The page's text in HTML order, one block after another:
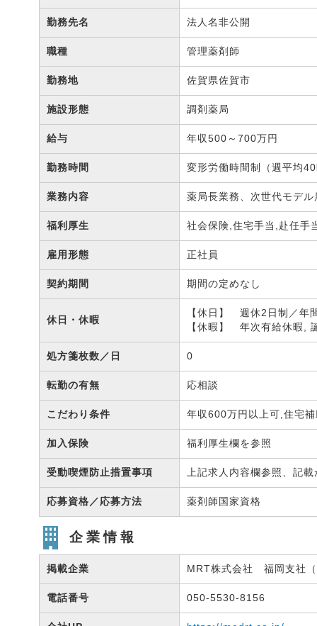
勤務先名 法人名非公開
職種 管理薬剤師
勤務地 佐賀県佐賀市
施設形態 調剤薬局
給与 年収500～700万円
勤務時間 変形労働時間制（週平均
業務内容 薬局長業務、次世代モデ
福利厚生 社会保険,住宅手当,赴任手
雇用形態 正社員
契約期間 期間の定めなし
休日・休暇
【休日】 週休2日制／年
【休暇】 年次有給休暇,
処方箋枚数／日 0
転勤の有無 応相談
こだわり条件 年収600万円以上可,住宅
加入保険 福利厚生欄を参照
受動喫煙防止措置事項 上記求人内容欄参照、記
応募資格／応募方法 薬剤師国家資格
企業情報
掲載企業 MRT株式会社 福岡支社
電話番号 050-5530-8156